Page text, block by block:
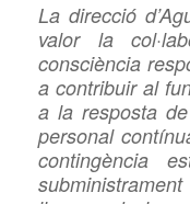
La direcció d’A
valor la
consciència
a contribuir al
a la resposta
personal
contingència